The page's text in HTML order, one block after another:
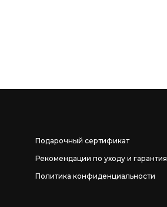
Подарочный сертификат
Рекомендации по уходу и гарантия
Политика конфиденциальности